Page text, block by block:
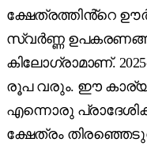
ക്ഷേത്രത്തിൻ്റെ
സ്വർണ്ണ
കിലോഗ്രാമാണ്.
രൂപ വരും. ഈ കാര്യം
എന്നൊരു
ക്ഷേത്രം